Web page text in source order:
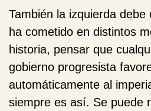
También la izquierda
ha cometido en distintos
historia, pensar que
gobierno progresista
automáticamente al
siempre es así. Se puede